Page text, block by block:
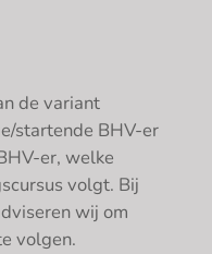
de variant
startende BHV-er
er, welke
volgt. Bij
wij om
volgen.